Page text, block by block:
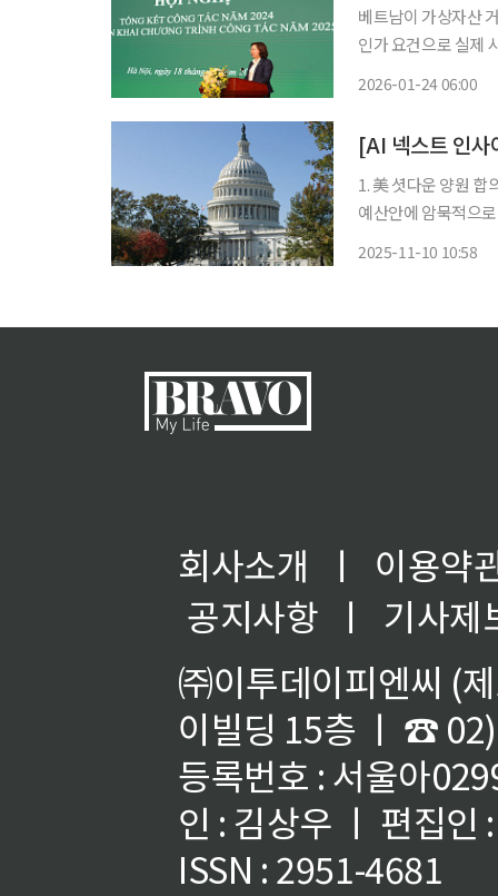
베트남이 가상자산
인가 요건으로 실제
2026-01-24 06:00
1. 美 셧다운 양원 합의 막바지....‘셧
예산안에 암묵적으
2025-11-10 10:58
회사소개 ㅣ
이용약
공지사항
ㅣ
기사제
㈜이투데이피엔씨 (
이빌딩 15층 ㅣ ☎
등록번호 : 서울아
인 : 김상우 ㅣ 편집인
ISSN : 2951-4681